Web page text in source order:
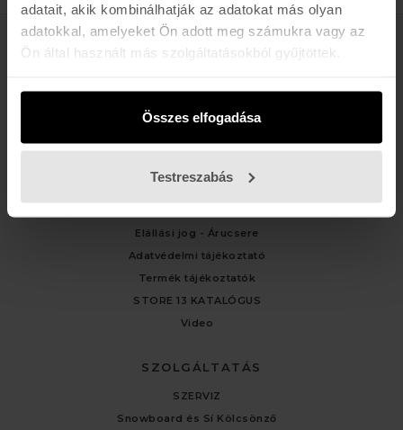
adatait, akik kombinálhatják az adatokat más olyan
adatokkal, amelyeket Ön adott meg számukra vagy az
Ön által használt más szolgáltatásokból gyűjtöttek.
Összes elfogadása
Testreszabás
Kapcsolat
Fiókom
TÁJÉKOZTATÓK
Elállási jog - Árucsere
Adatvédelmi tájékoztató
Termék tájékoztatók
STORE 13 KATALÓGUS
Video
SZOLGÁLTATÁS
SZERVIZ
Snowboard és Sí Kölcsönző